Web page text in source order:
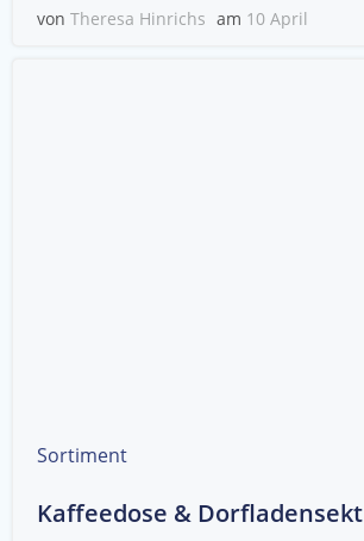
von Theresa Hinrichs am 10 April
Sortiment
Kaffeedose & Dorfladensekt